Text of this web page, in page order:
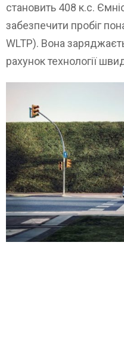
становить 408 к.с.
забезпечити пробіг
WLTP). Вона
рахунок технології